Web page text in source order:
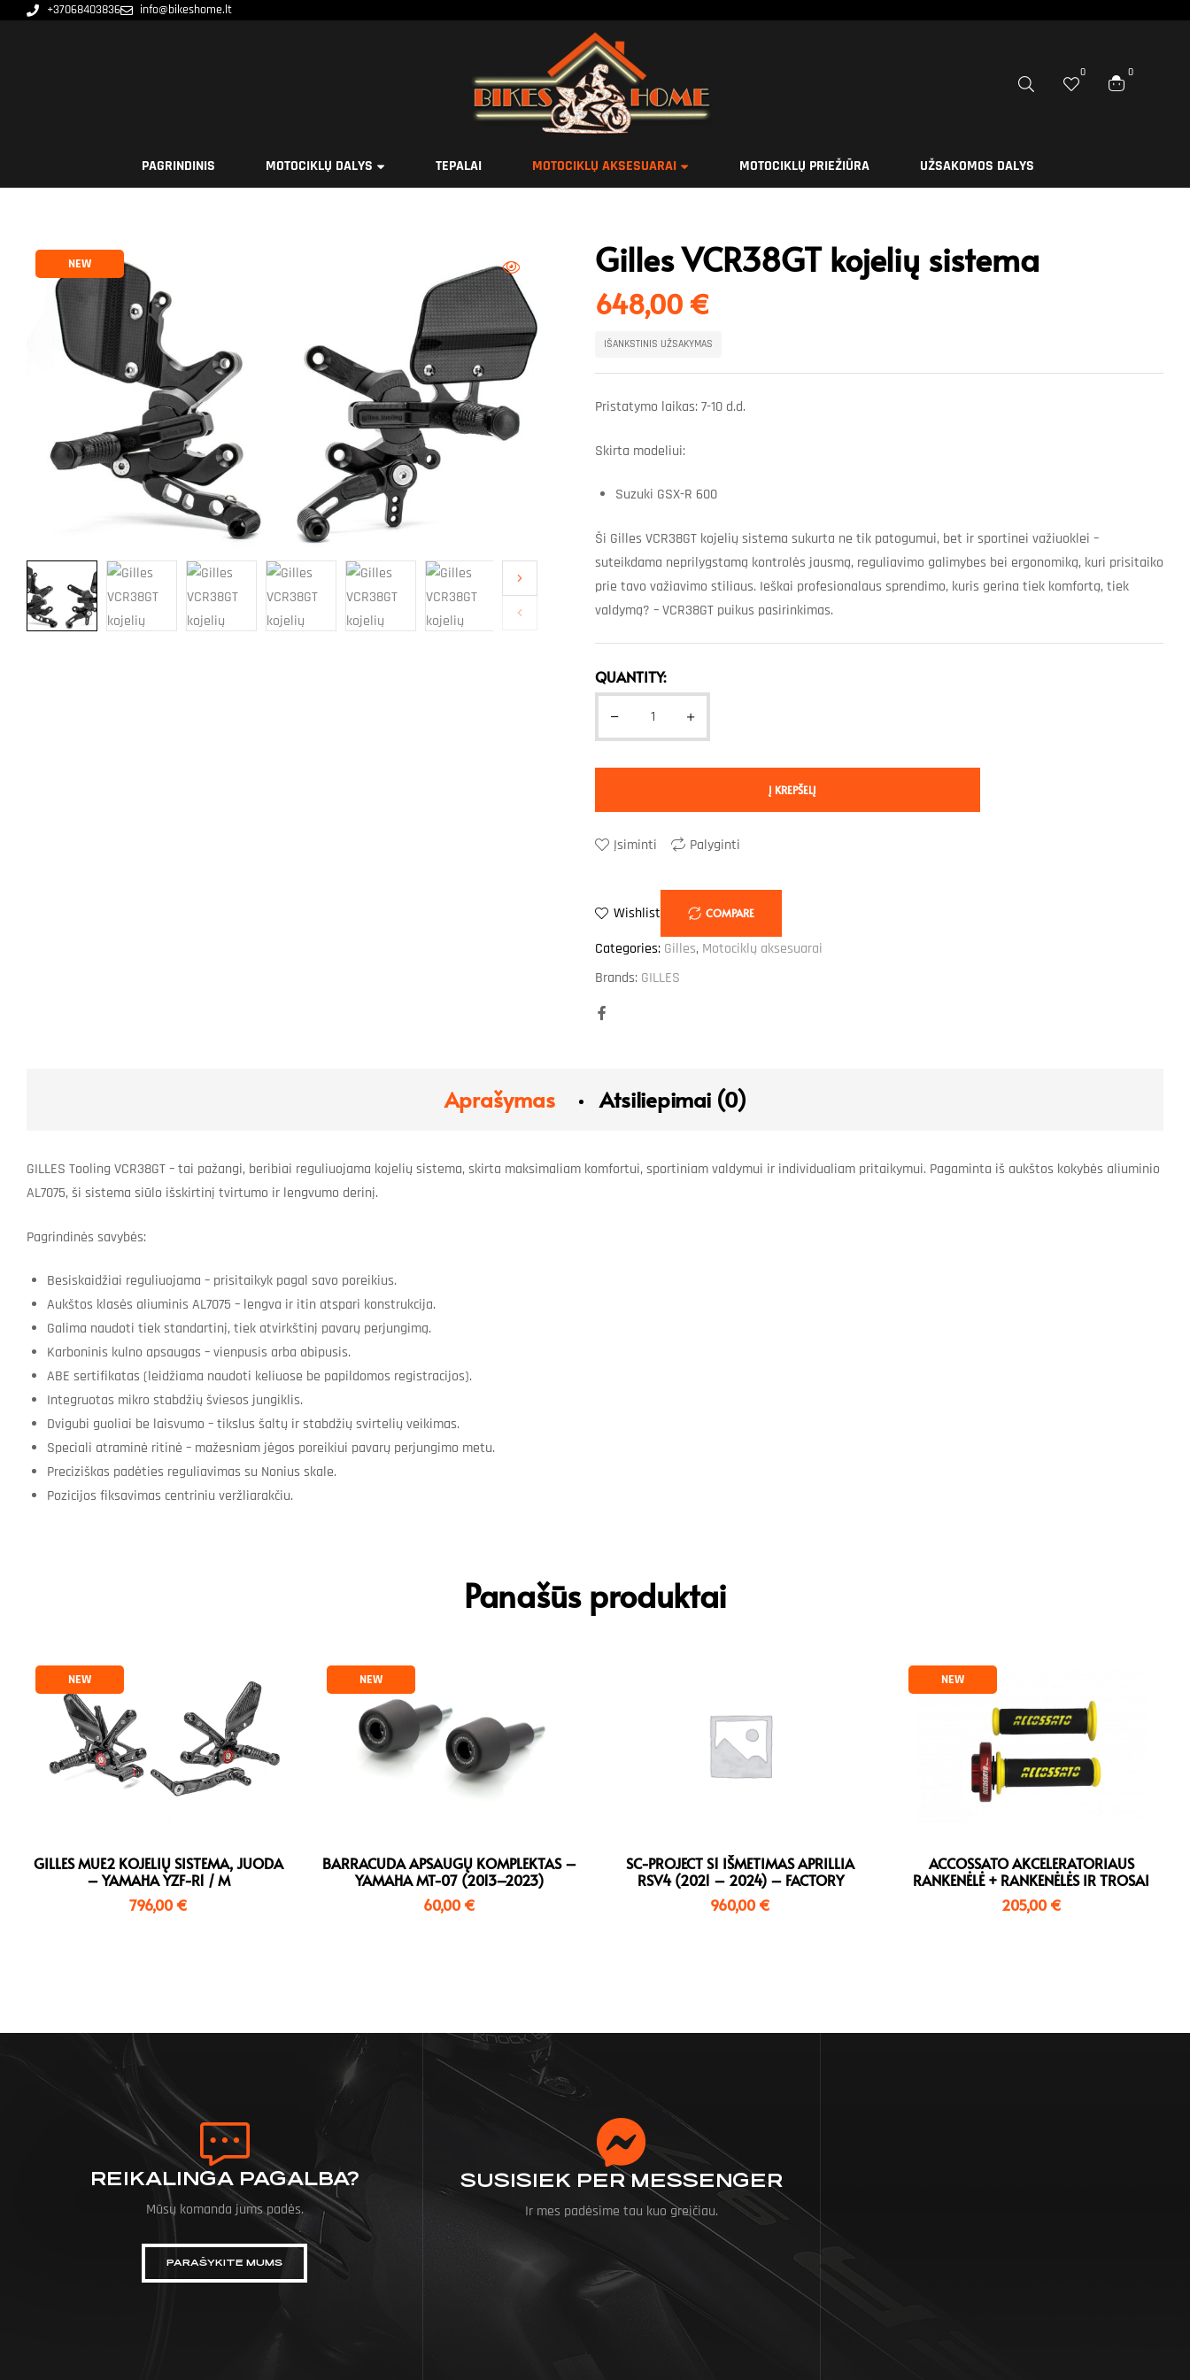
+37068403836 info@bikeshome.lt
0 0
PAGRINDINIS MOTOCIKLŲ DALYS TEPALAI MOTOCIKLŲ AKSESUARAI MOTOCIKLŲ PRIEŽIŪRA UŽSAKOMOS DALYS
NEW Gilles VCR38GT kojelių sistema
648,00€
IŠANKSTINIS UŽSAKYMAS
Pristatymo laikas: 7-10 d.d.
Skirta modeliui:
Suzuki GSX-R 600
Ši Gilles VCR38GT kojelių sistema sukurta ne tik patogumui, bet ir sportinei važiuoklei –
suteikdama neprilygstamą kontrolės jausmą, reguliavimo galimybes bei ergonomiką, kuri prisitaiko
prie tavo važiavimo stiliaus. Ieškai profesionalaus sprendimo, kuris gerina tiek komfortą, tiek
valdymą? – VCR38GT puikus pasirinkimas.
QUANTITY:
Į KREPŠELĮ
Įsiminti Palyginti
Wishlist COMPARE
Categories: Gilles, Motociklų aksesuarai
Brands: GILLES
Aprašymas Atsiliepimai (0)
GILLES Tooling VCR38GT – tai pažangi, beribiai reguliuojama kojelių sistema, skirta maksimaliam komfortui, sportiniam valdymui ir individualiam pritaikymui. Pagaminta iš aukštos kokybės aliuminio
AL7075, ši sistema siūlo išskirtinį tvirtumo ir lengvumo derinį.
Pagrindinės savybės:
Besiskaidžiai reguliuojama – prisitaikyk pagal savo poreikius.
Aukštos klasės aliuminis AL7075 – lengva ir itin atspari konstrukcija.
Galima naudoti tiek standartinį, tiek atvirkštinį pavarų perjungimą.
Karboninis kulno apsaugas – vienpusis arba abipusis.
ABE sertifikatas (leidžiama naudoti keliuose be papildomos registracijos).
Integruotas mikro stabdžių šviesos jungiklis.
Dvigubi guoliai be laisvumo – tikslus šaltų ir stabdžių svirtelių veikimas.
Speciali atraminė ritinė – mažesniam jėgos poreikiui pavarų perjungimo metu.
Preciziškas padėties reguliavimas su Nonius skale.
Pozicijos fiksavimas centriniu veržliarakčiu.
Panašūs produktai
NEW
GILLES MUE2 KOJELIŲ SISTEMA, JUODA
– YAMAHA YZF-R1 / M
796,00 €
NEW
BARRACUDA APSAUGŲ KOMPLEKTAS –
YAMAHA MT-07 (2013–2023)
60,00 €
SC-PROJECT S1 IŠMETIMAS APRILLIA
RSV4 (2021 – 2024) – FACTORY
960,00 €
NEW
ACCOSSATO AKCELERATORIAUS
RANKENĖLĖ + RANKENĖLĖS IR TROSAI
205,00 €
REIKALINGA PAGALBA?
Mūsų komanda jums padės.
PARAŠYKITE MUMS
SUSISIEK PER MESSENGER
Ir mes padėsime tau kuo greičiau.